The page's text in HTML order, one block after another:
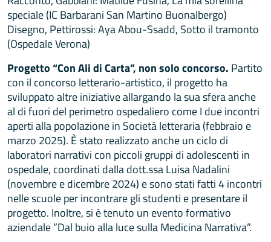
speciale (IC Barbarani San Martino Buonalbergo)
Disegno, Pettirossi: Aya Abou-Ssadd, Sotto il tramonto
(Ospedale Verona)
Progetto “Con Ali di Carta”, non solo concorso. Partito
con il concorso letterario-artistico, il progetto ha
sviluppato altre iniziative allargando la sua sfera anche
al di fuori del perimetro ospedaliero come I due incontri
aperti alla popolazione in Società letteraria (febbraio e
marzo 2025). È stato realizzato anche un ciclo di
laboratori narrativi con piccoli gruppi di adolescenti in
ospedale, coordinati dalla dott.ssa Luisa Nadalini
(novembre e dicembre 2024) e sono stati fatti 4 incontri
nelle scuole per incontrare gli studenti e presentare il
progetto. Inoltre, si è tenuto un evento formativo
aziendale “Dal buio alla luce sulla Medicina Narrativa”.